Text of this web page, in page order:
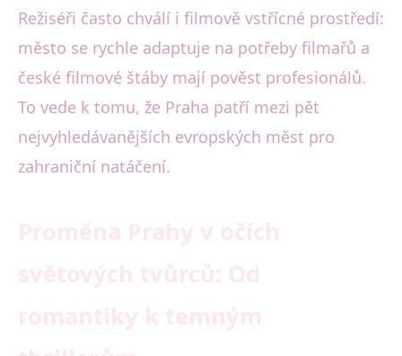
Režiséři často chválí i filmově vstřícné prostředí:
město se rychle adaptuje na potřeby filmařů a
české filmové štáby mají pověst profesionálů.
To vede k tomu, že Praha patří mezi pět
nejvyhledávanějších evropských měst pro
zahraniční natáčení.